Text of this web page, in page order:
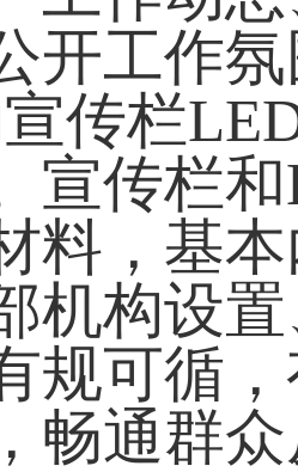
开工作
传栏
宣传栏
料，基
机构设
规可循
畅通群